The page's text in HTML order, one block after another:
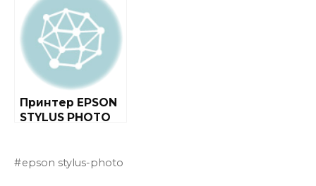
Принтер EPSON
STYLUS PHOTO
epson stylus-photo